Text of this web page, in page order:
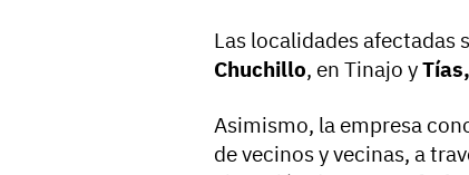
Las localidades afectadas
Chuchillo, en Tinajo y
Asimismo, la empresa
de vecinos y vecinas, a